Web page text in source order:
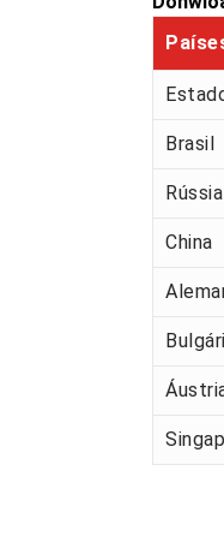
2026
2025
Países
Brasil
Rússia
China